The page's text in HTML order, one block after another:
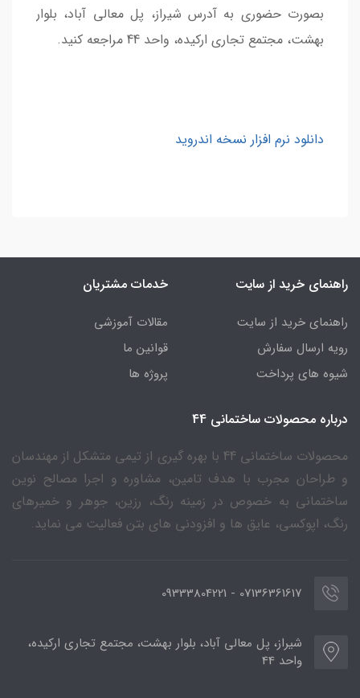
بصورت حضوری به آدرس شیراز، پل معالی آباد، بلوار
بهشت، مجتمع تجاری ارکیده، واحد 44 مراجعه کنید.
دانلود نرم افزار نسخه اندروید
راهنمای خرید از سایت
راهنمای خرید از سایت
رویه ارسال سفارش
شیوه های پرداخت
خدمات مشتریان
مقالات آموزشی
قوانین ما
پروژه ها
درباره محصولات ساختمانی 44
محصولات ساختمانی 44 با بهره گیری از تیمی متشکل از مهندسان
و طراحان مجرب با هدف تامین، مشاوره و اجرا مصالح نوین
ساختمانی به خصوص در زمینه رنگ، رزین، جوهر و خمیرهای
رنگ، اپوکسی، عایق ها و افزودنی های بتن فعالیت می نماید.
07136361617 - 09333804221
شیراز، پل معالی آباد، بلوار بهشت، مجتمع تجاری ارکیده،
واحد 44